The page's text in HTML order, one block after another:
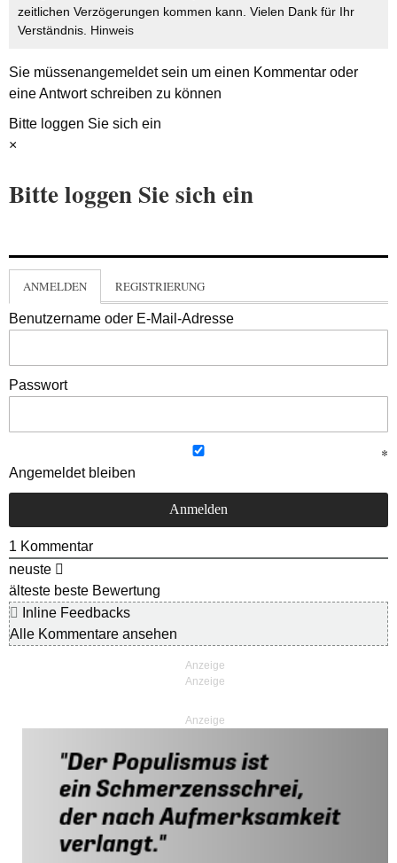
zeitlichen Verzögerungen kommen kann. Vielen Dank für Ihr
Verständnis. Hinweis
Sie müssenangemeldetsein um einen Kommentar oder
eine Antwort schreiben zu können
Bitte loggen Sie sich ein
×
Bitte loggen Sie sich ein
ANMELDEN REGISTRIERUNG
Benutzername oder E-Mail-Adresse
Passwort
Angemeldet bleiben
1 Kommentar
neuste
älteste beste Bewertung
Inline Feedbacks
Alle Kommentare ansehen
Anzeige